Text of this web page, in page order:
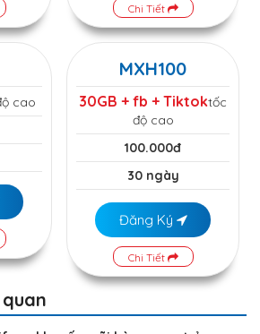
Chi Tiết
cao
MXH100
30GB + fb + Tiktoktốc
độ cao
100.000đ
30 ngày
Đăng Ký
Chi Tiết